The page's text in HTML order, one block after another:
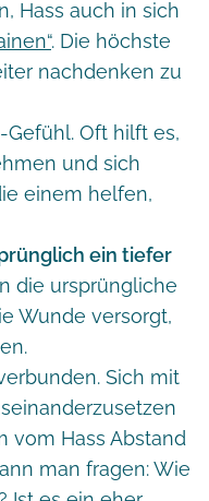
Hass auch in sich
. Die höchste
nachdenken zu
Gefühl. Oft hilft es,
und sich
einem helfen,
ein tiefer
die ursprüngliche
Wunde versorgt,
Sich mit
vom Hass Abstand
man fragen: Wie